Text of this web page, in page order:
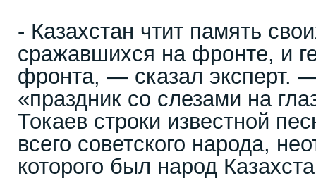
- Казахстан чтит память
сражавшихся на фронте, и
фронта, — сказал эксперт.
«праздник со слезами на
Токаев строки известной
всего советского народа,
которого был народ